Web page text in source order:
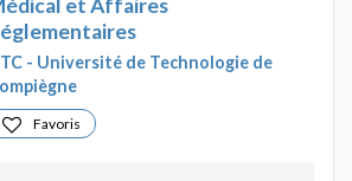
- Université de Technologie de
Favoris